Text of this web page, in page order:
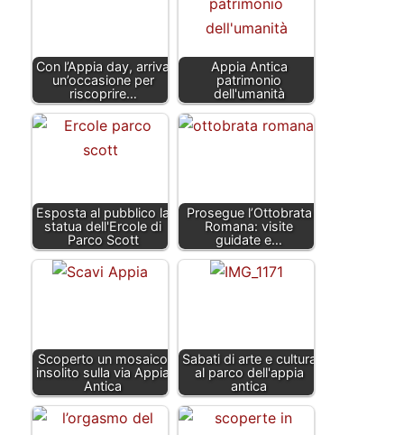
Con l’Appia day, arriva
un’occasione per
riscoprire…
Appia Antica
patrimonio
dell'umanità
Esposta al pubblico la
statua dell'Ercole di
Parco Scott
Prosegue l’Ottobrata
Romana: visite
guidate e…
Scoperto un mosaico
insolito sulla via Appia
Antica
Sabati di arte e cultura
al parco dell'appia
antica